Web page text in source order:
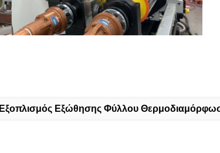
Εξοπλισμός Εξώθησης Φύλλου